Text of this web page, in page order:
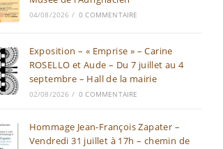
04/08/2026 / 0 COMMENTAIRE
Exposition – « Emprise » – Carine
ROSELLO et Aude – Du 7 juillet au 4
septembre – Hall de la mairie
02/08/2026 / 0 COMMENTAIRE
Hommage Jean-François Zapater –
Vendredi 31 juillet à 17h – chemin de